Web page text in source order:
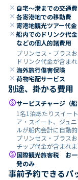
close 自宅～港までの交通費
close 各寄港地での移動費
close 寄港地観光ツアー代金
close 船内でのドリンク代
などの個人的諸費用
プリンセス・プラス
ドリンク代金が含まれ
close 海外旅行傷害保険
close 荷物宅配サービス
別途、掛かる費用
paidサービスチャージ（船
1名1泊あたりスイー
ア・スイート、ジュ
ルが船内会計に自動
プリンセス・プラス
チップ代金が含まれま
paid国際観光旅客税 お
発のみ
事前予約できるパ